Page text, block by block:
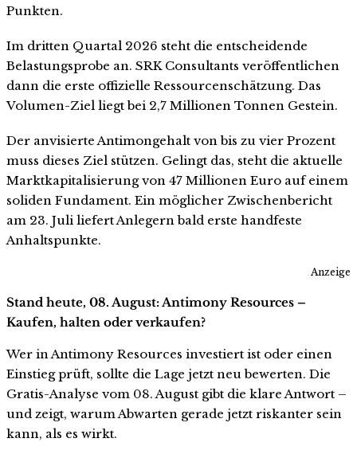
Punkten.
Im dritten Quartal 2026 steht die entscheidende
Belastungsprobe an. SRK Consultants veröffentlichen
dann die erste offizielle Ressourcenschätzung. Das
Volumen-Ziel liegt bei 2,7 Millionen Tonnen Gestein.
Der anvisierte Antimongehalt von bis zu vier Prozent
muss dieses Ziel stützen. Gelingt das, steht die aktuelle
Marktkapitalisierung von 47 Millionen Euro auf einem
soliden Fundament. Ein möglicher Zwischenbericht
am 23. Juli liefert Anlegern bald erste handfeste
Anhaltspunkte.
Anzeige
Stand heute, 08. August: Antimony Resources –
Kaufen, halten oder verkaufen?
Wer in Antimony Resources investiert ist oder einen
Einstieg prüft, sollte die Lage jetzt neu bewerten. Die
Gratis-Analyse vom 08. August gibt die klare Antwort –
und zeigt, warum Abwarten gerade jetzt riskanter sein
kann, als es wirkt.